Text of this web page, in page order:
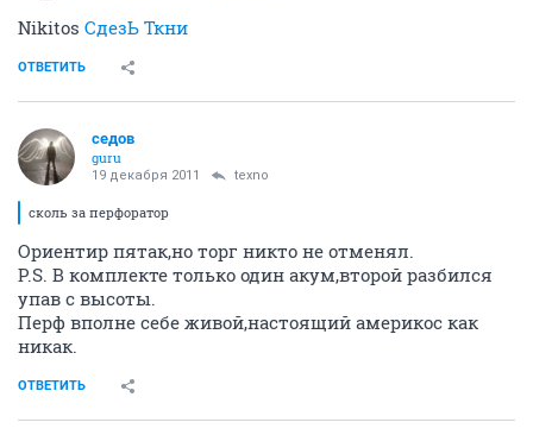
Nikitos СдезЬ Ткни
ОТВЕТИТЬ
седов
guru
19 декабря 2011 texno
сколь за перфоратор
Ориентир пятак,но торг никто не отменял.
P.S. В комплекте только один акум,второй разбился
упав с высоты.
Перф вполне себе живой,настоящий америкос как
никак.
ОТВЕТИТЬ